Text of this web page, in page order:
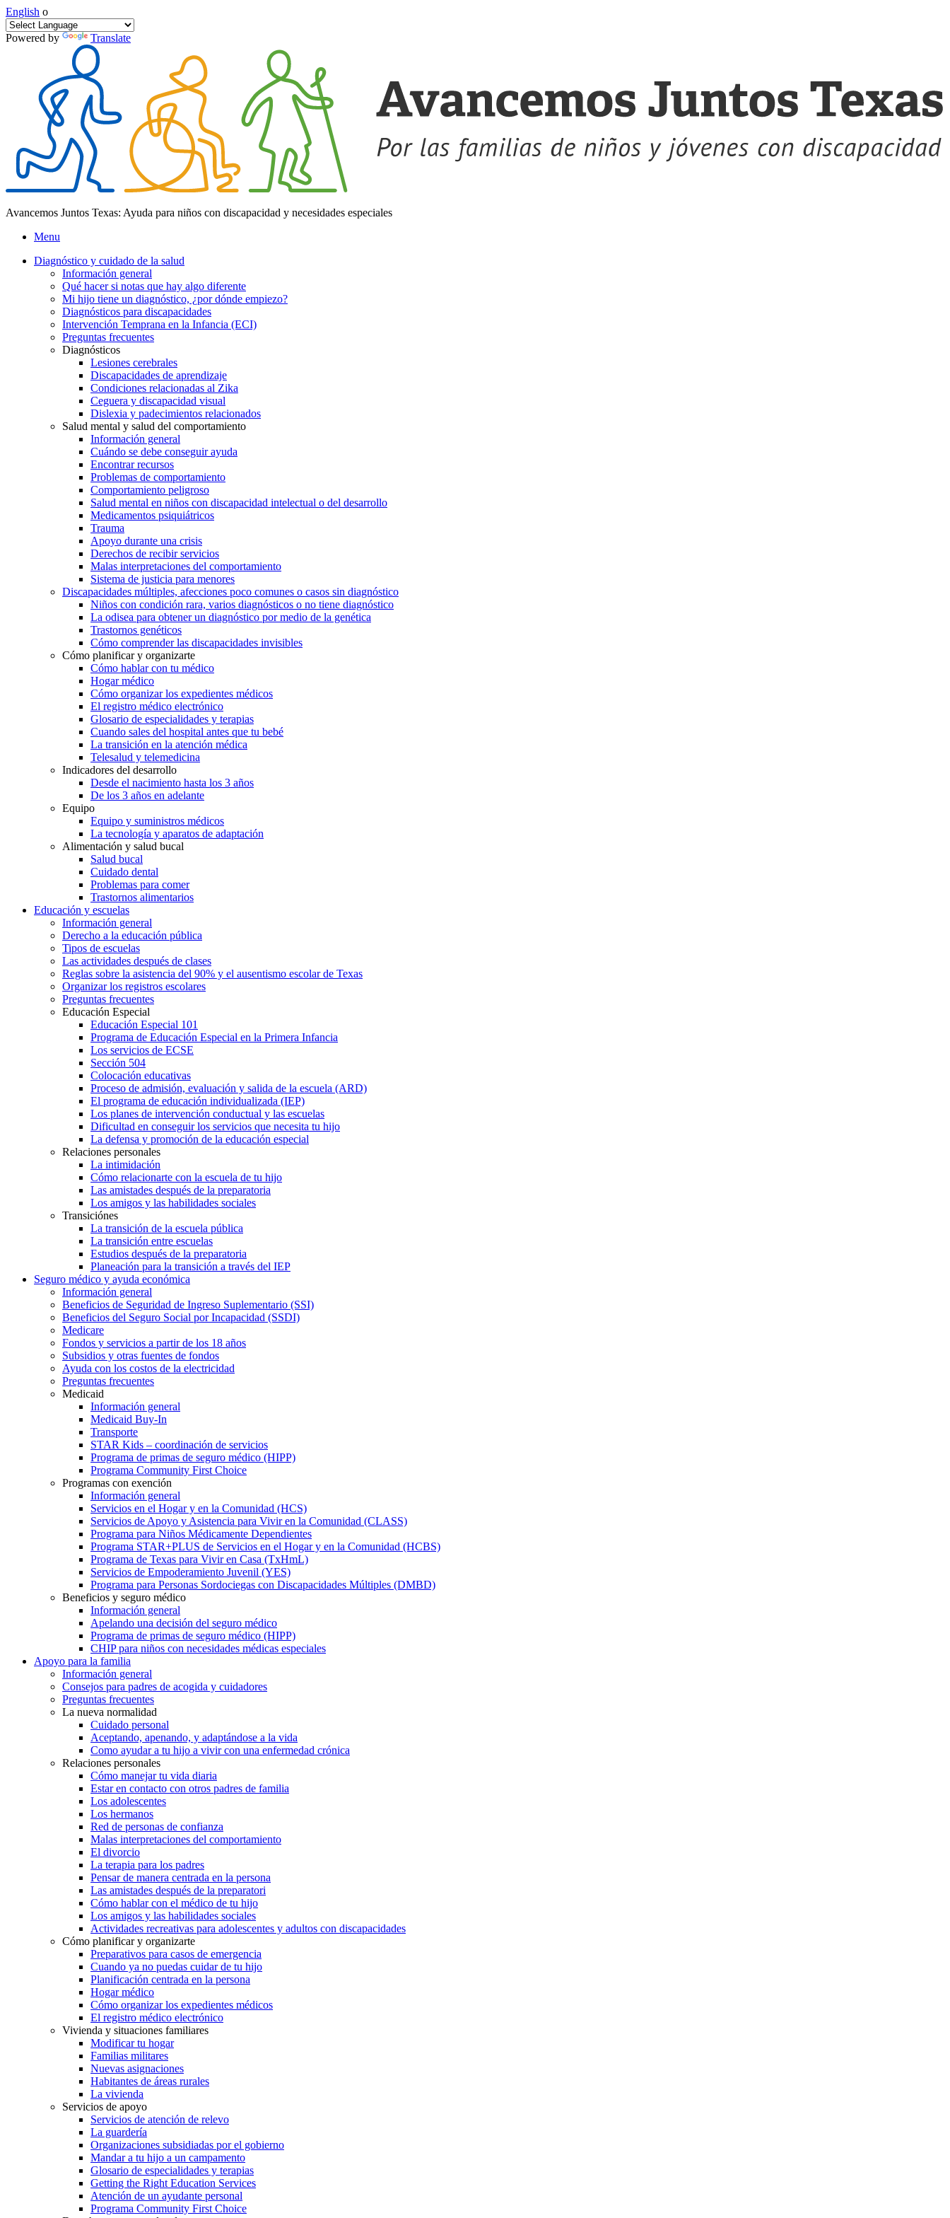
English o
Powered by Translate
Avancemos Juntos Texas: Ayuda para niños con discapacidad y necesidades especiales
Menu
Diagnóstico y cuidado de la salud
Información general
Qué hacer si notas que hay algo diferente
Mi hijo tiene un diagnóstico, ¿por dónde empiezo?
Diagnósticos para discapacidades
Intervención Temprana en la Infancia (ECI)
Preguntas frecuentes
Diagnósticos
Lesiones cerebrales
Discapacidades de aprendizaje
Condiciones relacionadas al Zika
Ceguera y discapacidad visual
Dislexia y padecimientos relacionados
Salud mental y salud del comportamiento
Información general
Cuándo se debe conseguir ayuda
Encontrar recursos
Problemas de comportamiento
Comportamiento peligroso
Salud mental en niños con discapacidad intelectual o del desarrollo
Medicamentos psiquiátricos
Trauma
Apoyo durante una crisis
Derechos de recibir servicios
Malas interpretaciones del comportamiento
Sistema de justicia para menores
Discapacidades múltiples, afecciones poco comunes o casos sin diagnóstico
Niños con condición rara, varios diagnósticos o no tiene diagnóstico
La odisea para obtener un diagnóstico por medio de la genética
Trastornos genéticos
Cómo comprender las discapacidades invisibles
Cómo planificar y organizarte
Cómo hablar con tu médico
Hogar médico
Cómo organizar los expedientes médicos
El registro médico electrónico
Glosario de especialidades y terapias
Cuando sales del hospital antes que tu bebé
La transición en la atención médica
Telesalud y telemedicina
Indicadores del desarrollo
Desde el nacimiento hasta los 3 años
De los 3 años en adelante
Equipo
Equipo y suministros médicos
La tecnología y aparatos de adaptación
Alimentación y salud bucal
Salud bucal
Cuidado dental
Problemas para comer
Trastornos alimentarios
Educación y escuelas
Información general
Derecho a la educación pública
Tipos de escuelas
Las actividades después de clases
Reglas sobre la asistencia del 90% y el ausentismo escolar de Texas
Organizar los registros escolares
Preguntas frecuentes
Educación Especial
Educación Especial 101
Programa de Educación Especial en la Primera Infancia
Los servicios de ECSE
Sección 504
Colocación educativas
Proceso de admisión, evaluación y salida de la escuela (ARD)
El programa de educación individualizada (IEP)
Los planes de intervención conductual y las escuelas
Dificultad en conseguir los servicios que necesita tu hijo
La defensa y promoción de la educación especial
Relaciones personales
La intimidación
Cómo relacionarte con la escuela de tu hijo
Las amistades después de la preparatoria
Los amigos y las habilidades sociales
Transiciónes
La transición de la escuela pública
La transición entre escuelas
Estudios después de la preparatoria
Planeación para la transición a través del IEP
Seguro médico y ayuda económica
Información general
Beneficios de Seguridad de Ingreso Suplementario (SSI)
Beneficios del Seguro Social por Incapacidad (SSDI)
Medicare
Fondos y servicios a partir de los 18 años
Subsidios y otras fuentes de fondos
Ayuda con los costos de la electricidad
Preguntas frecuentes
Medicaid
Información general
Medicaid Buy-In
Transporte
STAR Kids – coordinación de servicios
Programa de primas de seguro médico (HIPP)
Programa Community First Choice
Programas con exención
Información general
Servicios en el Hogar y en la Comunidad (HCS)
Servicios de Apoyo y Asistencia para Vivir en la Comunidad (CLASS)
Programa para Niños Médicamente Dependientes
Programa STAR+PLUS de Servicios en el Hogar y en la Comunidad (HCBS)
Programa de Texas para Vivir en Casa (TxHmL)
Servicios de Empoderamiento Juvenil (YES)
Programa para Personas Sordociegas con Discapacidades Múltiples (DMBD)
Beneficios y seguro médico
Información general
Apelando una decisión del seguro médico
Programa de primas de seguro médico (HIPP)
CHIP para niños con necesidades médicas especiales
Apoyo para la familia
Información general
Consejos para padres de acogida y cuidadores
Preguntas frecuentes
La nueva normalidad
Cuidado personal
Aceptando, apenando, y adaptándose a la vida
Como ayudar a tu hijo a vivir con una enfermedad crónica
Relaciones personales
Cómo manejar tu vida diaria
Estar en contacto con otros padres de familia
Los adolescentes
Los hermanos
Red de personas de confianza
Malas interpretaciones del comportamiento
El divorcio
La terapia para los padres
Pensar de manera centrada en la persona
Las amistades después de la preparatori
Cómo hablar con el médico de tu hijo
Los amigos y las habilidades sociales
Actividades recreativas para adolescentes y adultos con discapacidades
Cómo planificar y organizarte
Preparativos para casos de emergencia
Cuando ya no puedas cuidar de tu hijo
Planificación centrada en la persona
Hogar médico
Cómo organizar los expedientes médicos
El registro médico electrónico
Vivienda y situaciones familiares
Modificar tu hogar
Familias militares
Nuevas asignaciones
Habitantes de áreas rurales
La vivienda
Servicios de apoyo
Servicios de atención de relevo
La guardería
Organizaciones subsidiadas por el gobierno
Mandar a tu hijo a un campamento
Glosario de especialidades y terapias
Getting the Right Education Services
Atención de un ayudante personal
Programa Community First Choice